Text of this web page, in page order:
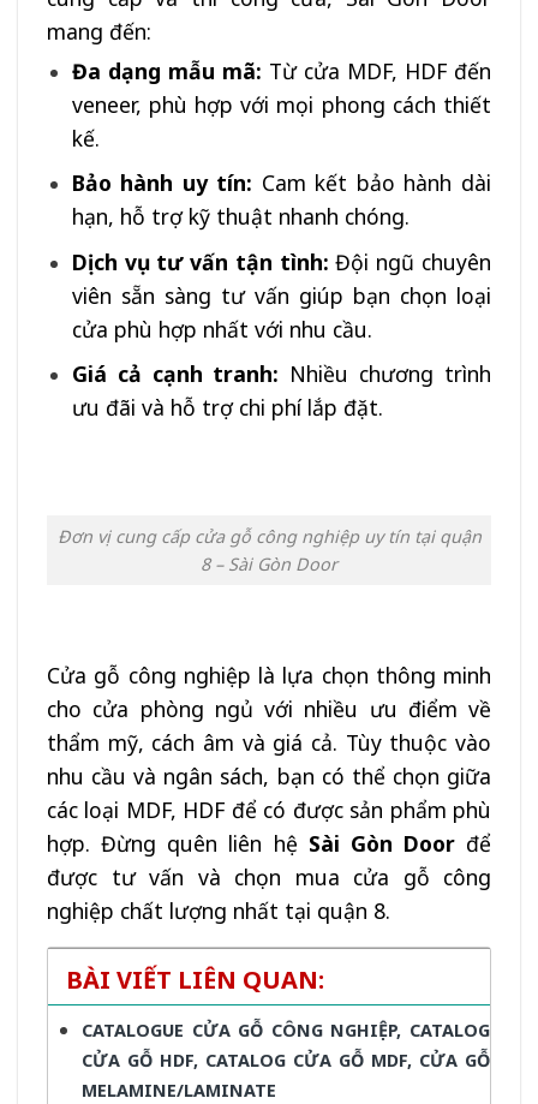
mang đến:
Đa dạng mẫu mã: Từ cửa MDF, HDF đến
veneer, phù hợp với mọi phong cách thiết
kế.
Bảo hành uy tín: Cam kết bảo hành dài
hạn, hỗ trợ kỹ thuật nhanh chóng.
Dịch vụ tư vấn tận tình: Đội ngũ chuyên
viên sẵn sàng tư vấn giúp bạn chọn loại
cửa phù hợp nhất với nhu cầu.
Giá cả cạnh tranh: Nhiều chương trình
ưu đãi và hỗ trợ chi phí lắp đặt.
Đơn vị cung cấp cửa gỗ công nghiệp uy tín tại quận
8 – Sài Gòn Door
Cửa gỗ công nghiệp là lựa chọn thông minh
cho cửa phòng ngủ với nhiều ưu điểm về
thẩm mỹ, cách âm và giá cả. Tùy thuộc vào
nhu cầu và ngân sách, bạn có thể chọn giữa
các loại MDF, HDF để có được sản phẩm phù
hợp. Đừng quên liên hệ Sài Gòn Doorđể
được tư vấn và chọn mua cửa gỗ công
nghiệp chất lượng nhất tại quận 8.
BÀI VIẾT LIÊN QUAN:
CATALOGUE CỬA GỖ CÔNG NGHIỆP, CATALOG
CỬA GỖ HDF, CATALOG CỬA GỖ MDF, CỬA GỖ
MELAMINE/LAMINATE